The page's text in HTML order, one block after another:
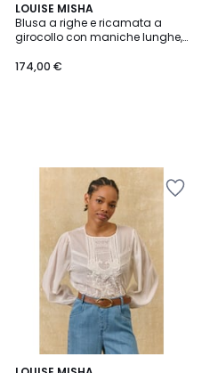
LOUISE MISHA
Blusa a righe e ricamata a
girocollo con maniche lunghe,
174,00 €